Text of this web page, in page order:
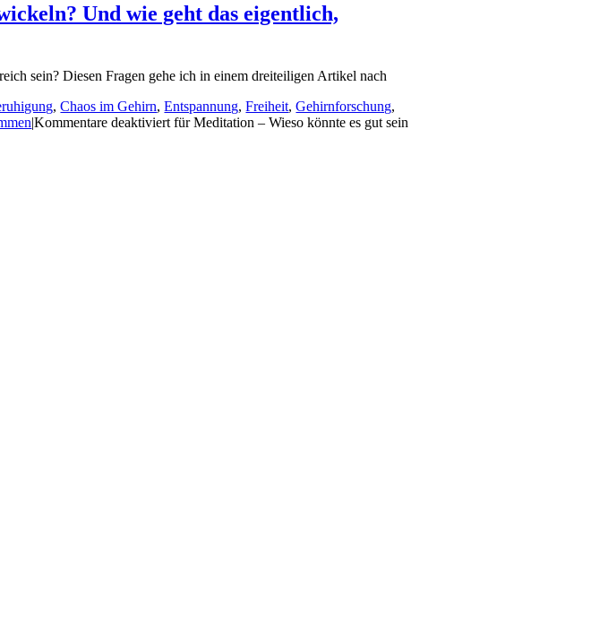
Und wie geht das eigentlich,
sein? Diesen Fragen gehe ich in einem dreiteiligen Artikel nach
,Chaos im Gehirn,Entspannung,Freiheit,Gehirnforschung,
|Kommentare deaktiviert für Meditation – Wieso könnte es gut sein